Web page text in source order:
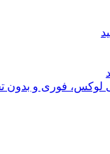
لوکس، فوری و